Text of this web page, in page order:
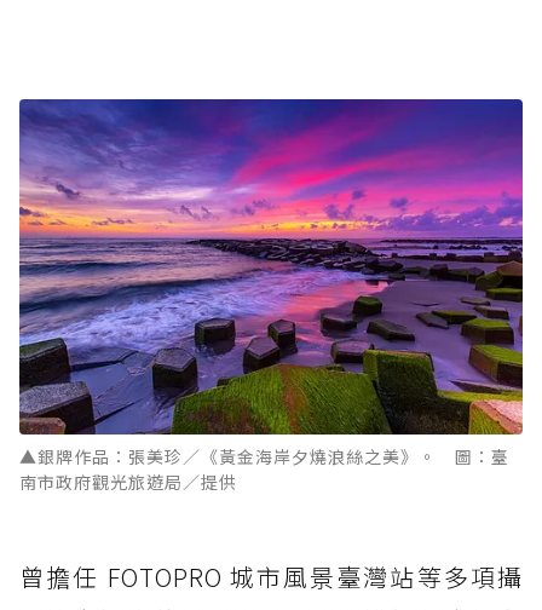
▲銀牌作品：張美珍／《黃金海岸夕燒浪絲之美》。 圖：臺
南市政府觀光旅遊局／提供
曾擔任 FOTOPRO 城市風景臺灣站等多項攝